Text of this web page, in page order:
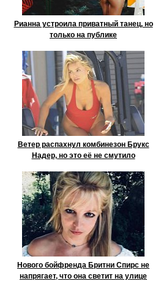
Рианна устроила приватный танец, но
только на публике
Ветер распахнул комбинезон Брукс
Надер, но это её не смутило
Нового бойфренда Бритни Спирс не
напрягает, что она светит на улице